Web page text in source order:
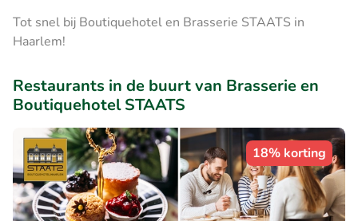
Tot snel bij Boutiquehotel en Brasserie STAATS in
Haarlem!
Restaurants in de buurt van Brasserie en
Boutiquehotel STAATS
18% korting